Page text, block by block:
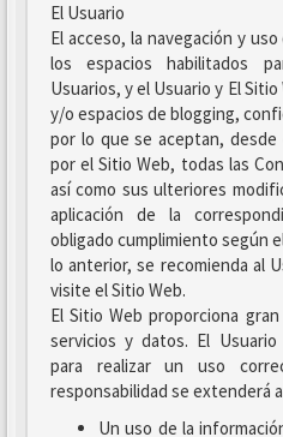
El Usuario
El acceso, la navegación y
los espacios habilitados
Usuarios, y el Usuario y El
y/o espacios de blogging,
por lo que se aceptan, desde
por el Sitio Web, todas las
así como sus ulteriores
aplicación de la
obligado cumplimiento según
lo anterior, se recomienda al
visite el Sitio Web.
El Sitio Web proporciona
servicios y datos. El Usuario
para realizar un uso
responsabilidad se extenderá
Un uso de la